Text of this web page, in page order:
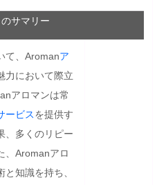
サマリー
て、Aromanア
力において際立
アロマンは常
ービスを提供す
、多くのリピー
、Aromanアロ
と知識を持ち、